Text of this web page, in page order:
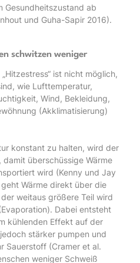
Gesundheitszustand ab
und Guha-Sapir 2016).
schwitzen weniger
ist nicht möglich,
wie Lufttemperatur,
Wind, Bekleidung,
(Akklimatisierung)
konstant zu halten, wird der
überschüssige Wärme
wird (Kenny und Jay
Wärme direkt über die
weitaus größere Teil wird
Dabei entsteht
kühlenden Effekt auf der
stärker pumpen und
Sauerstoff (Cramer et al.
weniger Schweiß